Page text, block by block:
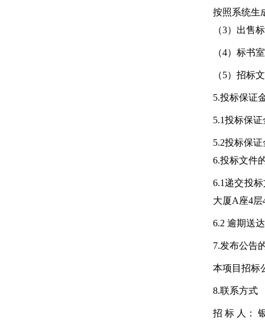
按照系统生
（3）出售
（4）标书
（5）招标
5.投标保证
5.1投标保
5.2投标保
6.投标文件
6.1递交投
大厦A座4层
6.2 逾期送
7.发布公告
本项目招标
8.联系方式
招 标 人：